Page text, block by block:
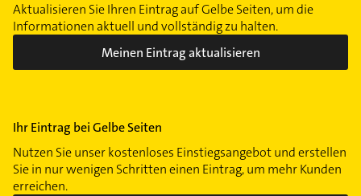
Aktualisieren Sie Ihren Eintrag auf Gelbe Seiten, um die
Informationen aktuell und vollständig zu halten.
Meinen Eintrag aktualisieren
Ihr Eintrag bei Gelbe Seiten
Nutzen Sie unser kostenloses Einstiegsangebot und erstellen
Sie in nur wenigen Schritten einen Eintrag, um mehr Kunden
erreichen.